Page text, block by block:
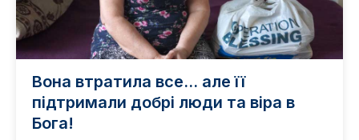
Вона втратила все… але її
підтримали добрі люди та віра в
Бога!